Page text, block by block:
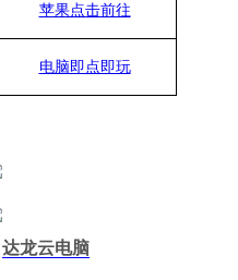
苹果点击前往
电脑即点即玩
达龙云电脑